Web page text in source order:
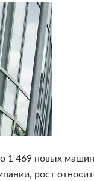
1 469 новых
рост